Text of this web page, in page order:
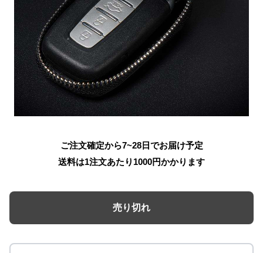
ご注文確定から7~28日でお届け予定
送料は1注文あたり 1000円かかります
売り切れ